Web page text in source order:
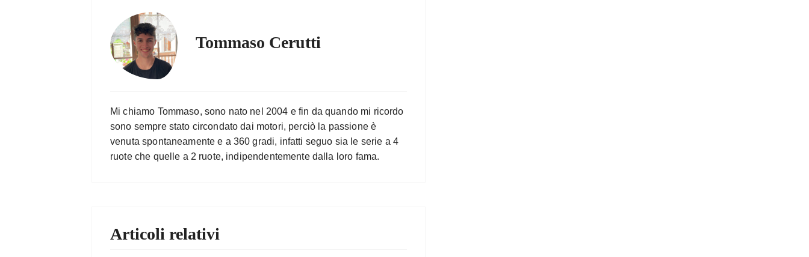
Tommaso Cerutti
Mi chiamo Tommaso, sono nato nel 2004 e fin da quando mi ricordo
sono sempre stato circondato dai motori, perciò la passione è
venuta spontaneamente e a 360 gradi, infatti seguo sia le serie a 4
ruote che quelle a 2 ruote, indipendentemente dalla loro fama.
Articoli relativi